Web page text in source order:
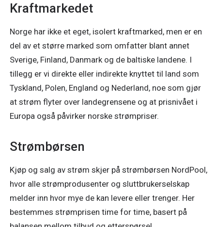
Kraftmarkedet
Norge har ikke et eget, isolert kraftmarked, men er en
del av et større marked som omfatter blant annet
Sverige, Finland, Danmark og de baltiske landene. I
tillegg er vi direkte eller indirekte knyttet til land som
Tyskland, Polen, England og Nederland, noe som gjør
at strøm flyter over landegrensene og at prisnivået i
Europa også påvirker norske strømpriser.
Strømbørsen
Kjøp og salg av strøm skjer på strømbørsen NordPool,
hvor alle strømprodusenter og sluttbrukerselskap
melder inn hvor mye de kan levere eller trenger. Her
bestemmes strømprisen time for time, basert på